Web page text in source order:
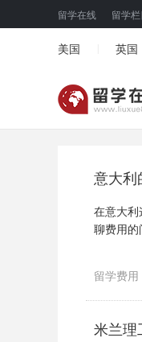
留学在线 留学栏
美国 英国
意大利
在意大
聊费用
留学费
米兰理